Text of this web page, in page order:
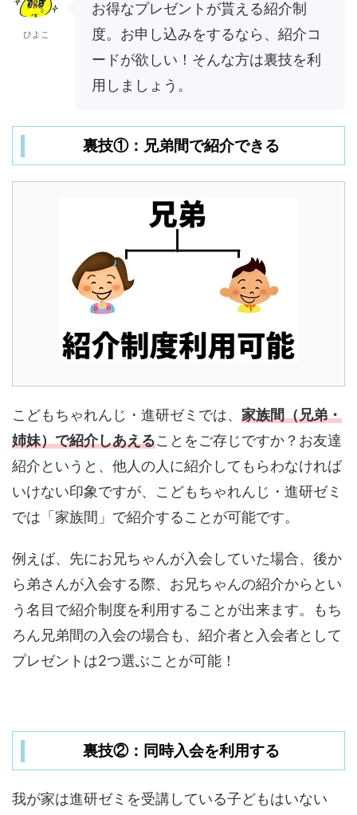
ひよこ
お得なプレゼントが貰える紹介制
度。お申し込みをするなら、紹介コ
ードが欲しい！そんな方は裏技を利
用しましょう。
裏技①：兄弟間で紹介できる
こどもちゃれんじ・進研ゼミでは、 家族間（兄弟・
姉妹）で紹介しあえることをご存じですか？お友達
紹介というと、他人の人に紹介してもらわなければ
いけない印象ですが、こどもちゃれんじ・進研ゼミ
では「家族間」で紹介することが可能です。
例えば、先にお兄ちゃんが入会していた場合、後か
ら弟さんが入会する際、お兄ちゃんの紹介からとい
う名目で紹介制度を利用することが出来ます。もち
ろん兄弟間の入会の場合も、紹介者と入会者として
プレゼントは2つ選ぶことが可能！
裏技②：同時入会を利用する
我が家は進研ゼミを受講している子どもはいない